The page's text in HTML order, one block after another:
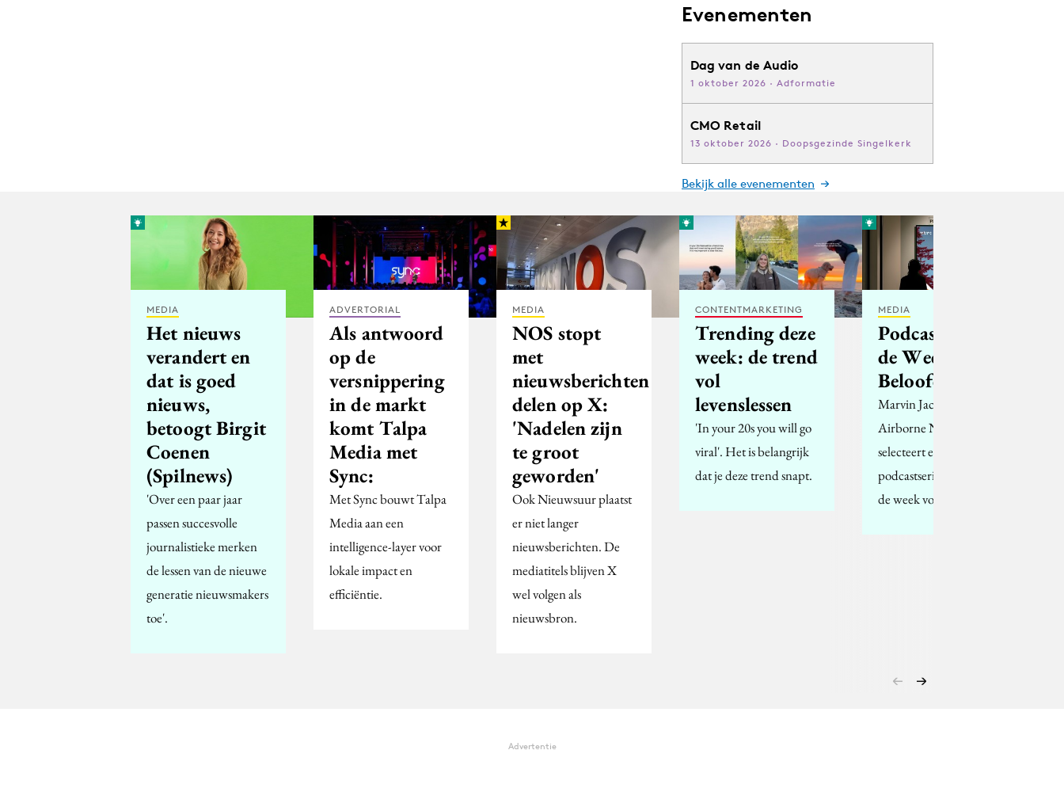
Evenementen
Dag van de Audio
1 oktober 2026 · Adformatie
CMO Retail
13 oktober 2026 · Doopsgezinde Singelkerk
Bekijk alle evenementen
MEDIA
Het nieuws
verandert en
dat is goed
nieuws,
betoogt Birgit
Coenen
(Spilnews)
'Over een paar jaar
passen succesvolle
journalistieke merken
de lessen van de nieuwe
generatie nieuwsmakers
toe'.
ADVERTORIAL
Als antwoord
op de
versnippering
in de markt
komt Talpa
Media met
Sync:
Met Sync bouwt Talpa
Media aan een
intelligence-layer voor
lokale impact en
efficiëntie.
MEDIA
NOS stopt
met
nieuwsberichten
delen op X:
'Nadelen zijn
te groot
geworden'
Ook Nieuwsuur plaatst
er niet langer
nieuwsberichten. De
mediatitels blijven X
wel volgen als
nieuwsbron.
CONTENTMARKETING
Trending deze
week: de trend
vol
levenslessen
'In your 20s you will go
viral'. Het is belangrijk
dat je deze trend snapt.
MEDIA
Podcast voor
de Week: Het
Beloofde Bos
Marvin Jacobs van
Airborne Network
selecteert een nieuwe
podcastserie waarmee je
de week vooruit komt.
Advertentie